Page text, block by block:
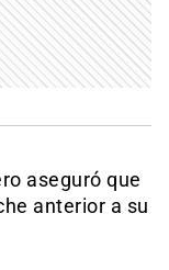
aseguró que
anterior a su